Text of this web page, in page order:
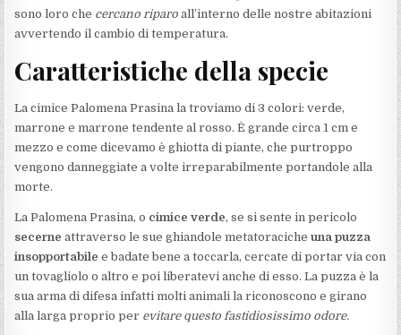
sono loro che cercano riparo all’interno delle nostre abitazioni
avvertendo il cambio di temperatura.
Caratteristiche della specie
La cimice Palomena Prasina la troviamo di 3 colori: verde,
marrone e marrone tendente al rosso. È grande circa 1 cm e
mezzo e come dicevamo è ghiotta di piante, che purtroppo
vengono danneggiate a volte irreparabilmente portandole alla
morte.
La Palomena Prasina, o cimice verde, se si sente in pericolo
secerne attraverso le sue ghiandole metatoracicheuna puzza
insopportabile e badate bene a toccarla, cercate di portar via con
un tovagliolo o altro e poi liberatevi anche di esso. La puzza è la
sua arma di difesa infatti molti animali la riconoscono e girano
alla larga proprio per evitare questo fastidiosissimo odore.